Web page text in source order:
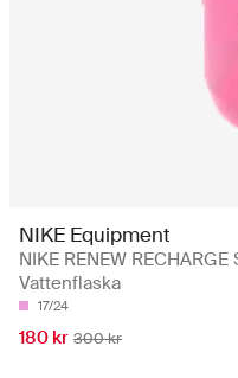
NIKE Equipment
NIKE RENEW
Vattenflaska
17/24
180 kr 300 kr